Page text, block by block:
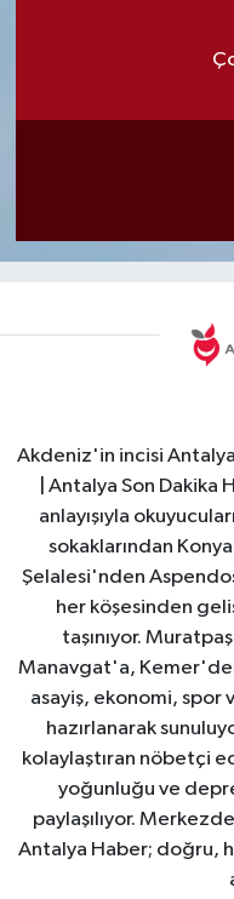
Akdeniz'in incisi
| Antalya Son Dakika
anlayışıyla
sokaklarından
Şelalesi'nden
her köşesinden
taşınıyor.
Manavgat'a,
asayiş, ekonomi, spor
hazırlanarak
kolaylaştıran nöbetçi
yoğunluğu ve
paylaşılıyor.
Antalya Haber; doğru,